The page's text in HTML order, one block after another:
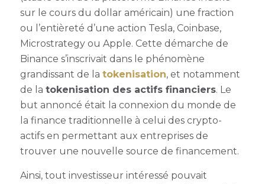
sur le cours du dollar américain) une fraction
ou l’entièreté d’une action Tesla, Coinbase,
Microstrategy ou Apple. Cette démarche de
Binance s’inscrivait dans le phénomène
grandissant de la tokenisation, et notamment
de la tokenisation des actifs financiers. Le
but annoncé était la connexion du monde de
la finance traditionnelle à celui des crypto-
actifs en permettant aux entreprises de
trouver une nouvelle source de financement.
Ainsi, tout investisseur intéressé pouvait